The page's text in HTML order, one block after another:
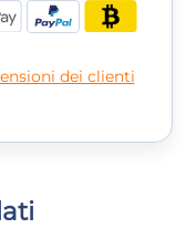
dei clienti